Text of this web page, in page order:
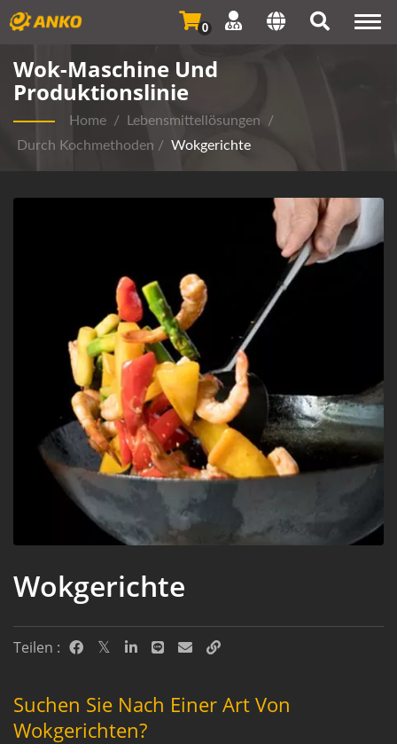
0
Wok-Maschine Und
Produktionslinie
Home / Lebensmittellösungen
/
Durch Kochmethoden / Wokgerichte
Wokgerichte
Teilen :
Suchen Sie Nach Einer Art Von
Wokgerichten?